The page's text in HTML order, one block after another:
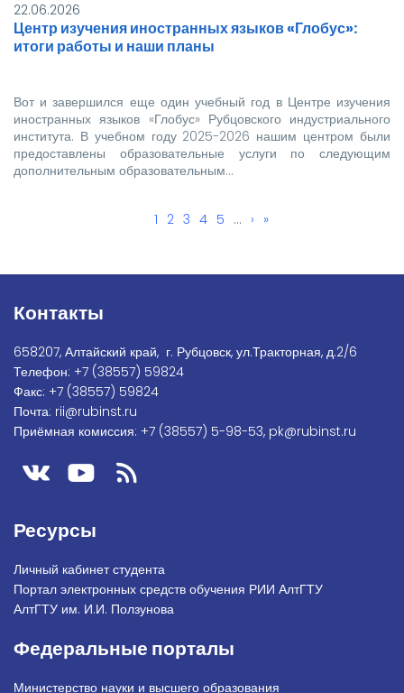
22.06.2026
Центр изучения иностранных языков «Глобус»:
итоги работы и наши планы
Вот и завершился еще один учебный год в Центре изучения
иностранных языков «Глобус» Рубцовского индустриального
института. В учебном году 2025-2026 нашим центром были
предоставлены образовательные услуги по следующим
дополнительным образовательным…
Текущая
1 Page
2 Page
3 Page
4 Page
5 … Следующая
› Последняя
»
Контакты
658207, Алтайский край, г. Рубцовск, ул.Тракторная, д.2/6
Телефон: +7 (38557) 59824
Факс: +7 (38557) 59824
Почта: rii@rubinst.ru
Приёмная комиссия: +7 (38557) 5-98-53, pk@rubinst.ru
Ресурсы
Личный кабинет студента
Портал электронных средств обучения РИИ АлтГТУ
АлтГТУ им. И.И. Ползунова
Федеральные порталы
Министерство науки и высшего образования